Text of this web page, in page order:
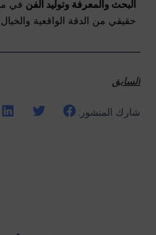
البحث والمعرفة وتوليد الفن في
حقيقي من الدقة الواقعية
السابق
شارك المنشور: